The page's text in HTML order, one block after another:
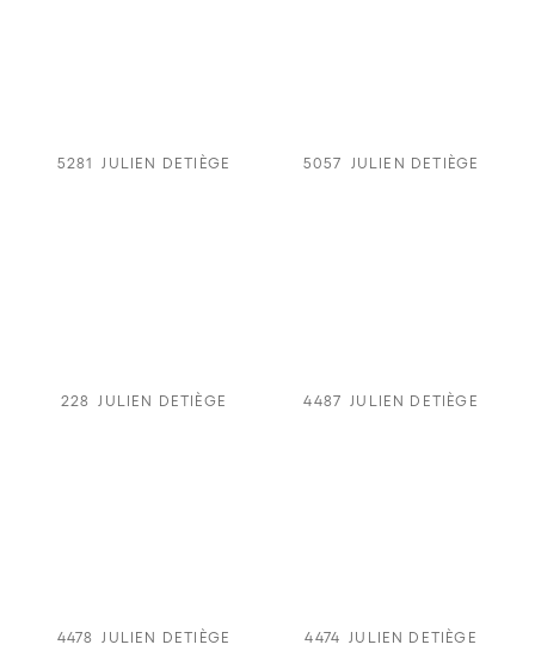
5281 JULIEN DETIÈGE 5057 JULIEN DETIÈGE
228 JULIEN DETIÈGE 4487 JULIEN DETIÈGE
4478 JULIEN DETIÈGE 4474 JULIEN DETIÈGE